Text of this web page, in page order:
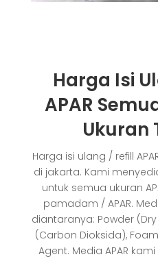
Harga Isi
APAR
Ukuran
Harga isi ulang / refill
di jakarta. Kami
untuk semua ukuran
pamadam / APAR.
diantaranya: Powder
(Carbon Dioksida),
Agent. Media APAR